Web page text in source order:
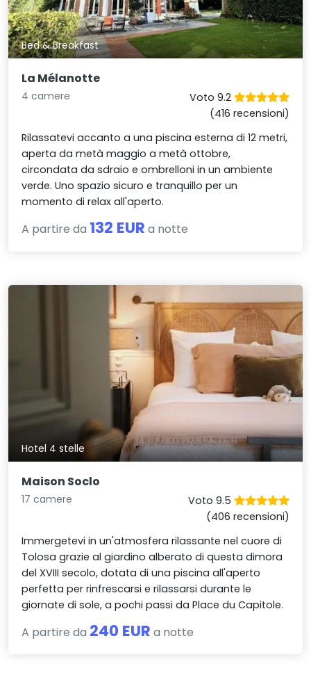
Bed & Breakfast
La Mélanotte
4 camere
Voto 9.2
(416 recensioni)
Rilassatevi accanto a una piscina esterna di 12 metri,
aperta da metà maggio a metà ottobre,
circondata da sdraio e ombrelloni in un ambiente
verde. Uno spazio sicuro e tranquillo per un
momento di relax all'aperto.
A partire da 132 EUR a notte
Hotel 4 stelle
Maison Soclo
17 camere
Voto 9.5
(406 recensioni)
Immergetevi in un'atmosfera rilassante nel cuore di
Tolosa grazie al giardino alberato di questa dimora
del XVIII secolo, dotata di una piscina all'aperto
perfetta per rinfrescarsi e rilassarsi durante le
giornate di sole, a pochi passi da Place du Capitole.
A partire da 240 EUR a notte